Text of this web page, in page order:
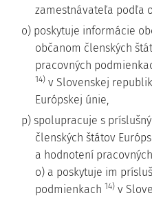
zamestnávateľa podľa
o) poskytuje informácie
občanom členských
pracovných
14) v Slovenskej
Európskej únie,
p) spolupracuje s
členských štátov
a hodnotení
o) a poskytuje im
podmienkach 14) v